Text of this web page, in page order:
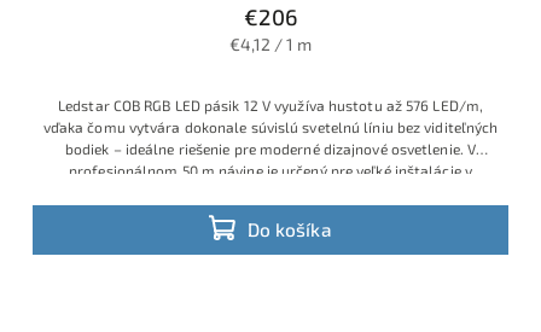
€206
€4,12 / 1 m
Do košíka
Ledstar COB RGB LED pásik 12 V využíva hustotu až 576 LED/m,
vďaka čomu vytvára dokonale súvislú svetelnú líniu bez viditeľných
bodiek – ideálne riešenie pre moderné dizajnové osvetlenie. V
profesionálnom 50 m návine je určený pre veľké inštalácie v
rezidenčných projektoch, kde sa vyžaduje stabilná farba, vysoký
svetelný tok a jednotný vzhľad na celej dĺžke.